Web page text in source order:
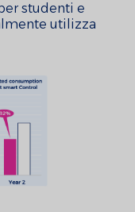
studenti e
utilizza